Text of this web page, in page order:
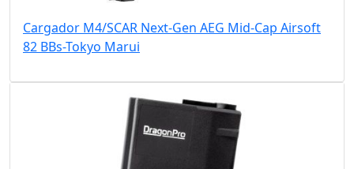
Cargador M4/SCAR Next-Gen AEG Mid-Cap Airsoft
82 BBs-Tokyo Marui